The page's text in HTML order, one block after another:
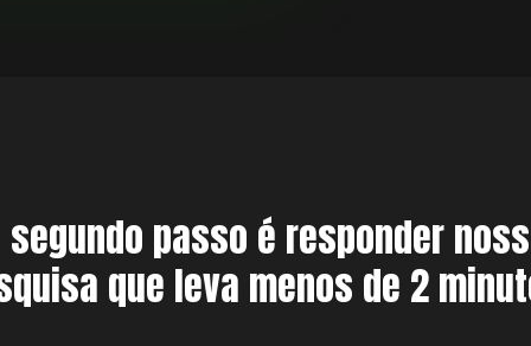
segundo passo é responder
que leva menos de 2